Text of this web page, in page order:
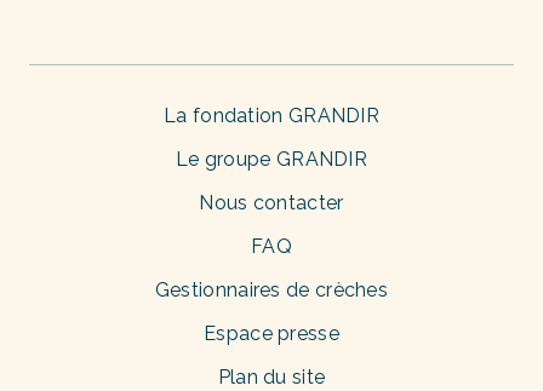
La fondation GRANDIR
Le groupe GRANDIR
Nous contacter
FAQ
Gestionnaires de crèches
Espace presse
Plan du site